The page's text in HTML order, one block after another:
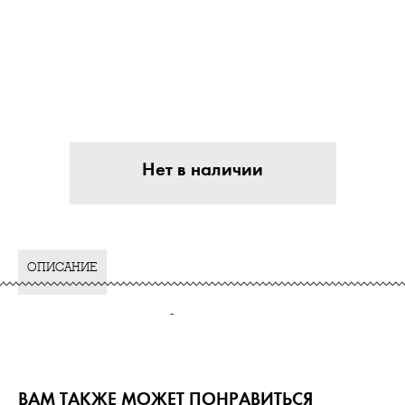
Нет в наличии
ОПИСАНИЕ
-
ВАМ ТАКЖЕ МОЖЕТ ПОНРАВИТЬСЯ